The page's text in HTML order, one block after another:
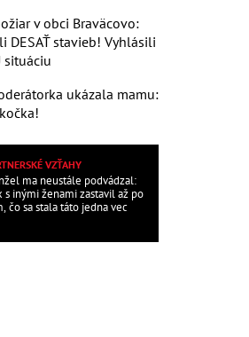
v obci Braväcovo:
DESAŤ stavieb! Vyhlásili
situáciu
ukázala mamu:
VZŤAHY
ma neustále podvádzal:
s inými ženami zastavil až po
čo sa stala táto jedna vec